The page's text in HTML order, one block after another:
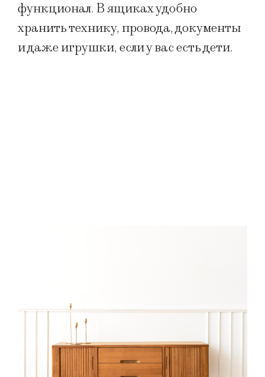
функционал. В ящиках удобно
хранить технику, провода, документы
и даже игрушки, если у вас есть дети.